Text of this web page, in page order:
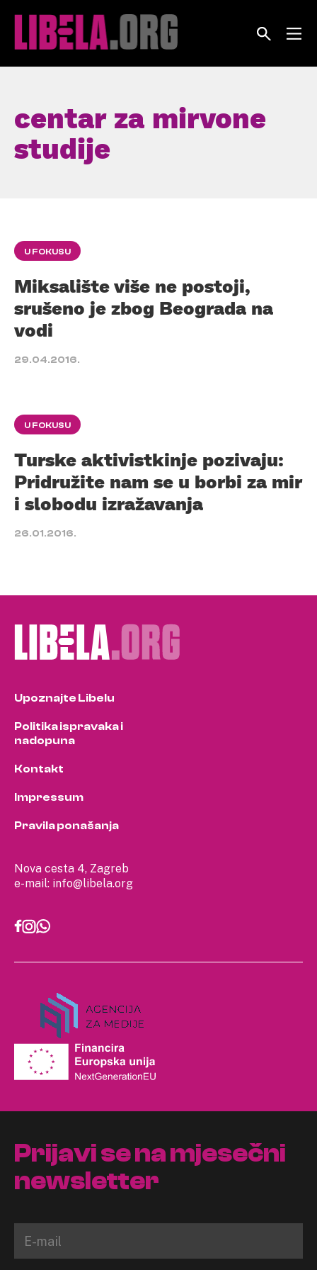
centar za mirvone
studije
U FOKUSU
Miksalište više ne postoji,
srušeno je zbog Beograda na
vodi
29.04.2016.
U FOKUSU
Turske aktivistkinje pozivaju:
Pridružite nam se u borbi za mir
i slobodu izražavanja
26.01.2016.
Nova cesta 4, Zagreb
e-mail: info@libela.org
Upoznajte Libelu
Politika ispravaka i
nadopuna
Kontakt
Impressum
Pravila ponašanja
Prijavi se na mjesečni
newsletter